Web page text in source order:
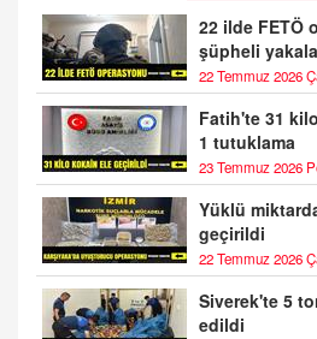
22 ilde FETÖ
şüpheli
22 Temmuz 2026
Fatih'te 31
1 tutuklama
23 Temmuz 2026
Yüklü
geçirildi
22 Temmuz 2026
Siverek'te 5
edildi